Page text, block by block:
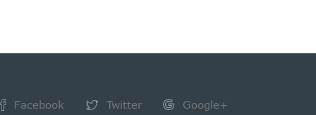
Facebook Twitter
Google+